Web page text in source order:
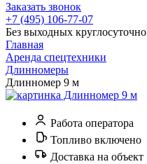
Заказать звонок
+7 (495) 106-77-07
Без выходных круглосуточно
Главная
Аренда спецтехники
Длинномеры
Длинномер 9 м
Работа оператора
Топливо включено
Доставка на объект